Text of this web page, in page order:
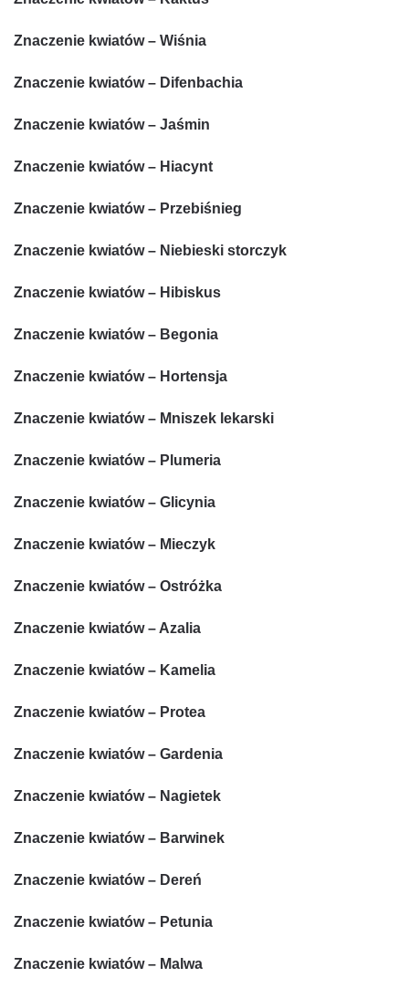
Znaczenie kwiatów – Wiśnia
Znaczenie kwiatów – Difenbachia
Znaczenie kwiatów – Jaśmin
Znaczenie kwiatów – Hiacynt
Znaczenie kwiatów – Przebiśnieg
Znaczenie kwiatów – Niebieski storczyk
Znaczenie kwiatów – Hibiskus
Znaczenie kwiatów – Begonia
Znaczenie kwiatów – Hortensja
Znaczenie kwiatów – Mniszek lekarski
Znaczenie kwiatów – Plumeria
Znaczenie kwiatów – Glicynia
Znaczenie kwiatów – Mieczyk
Znaczenie kwiatów – Ostróżka
Znaczenie kwiatów – Azalia
Znaczenie kwiatów – Kamelia
Znaczenie kwiatów – Protea
Znaczenie kwiatów – Gardenia
Znaczenie kwiatów – Nagietek
Znaczenie kwiatów – Barwinek
Znaczenie kwiatów – Dereń
Znaczenie kwiatów – Petunia
Znaczenie kwiatów – Malwa